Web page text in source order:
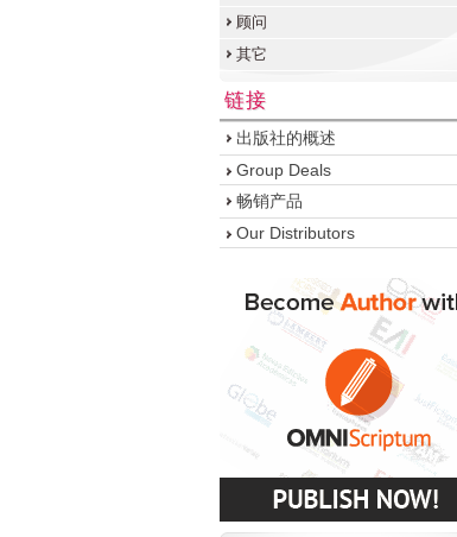
顾问
其它
链接
出版社的概述
Group Deals
畅销产品
Our Distributors